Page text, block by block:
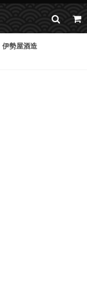
伊勢屋酒造